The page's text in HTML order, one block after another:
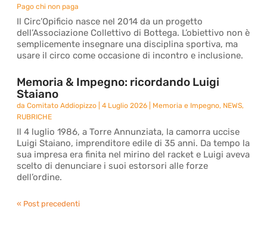
Pago chi non paga
Il Circ’Opificio nasce nel 2014 da un progetto
dell’Associazione Collettivo di Bottega. L’obiettivo non è
semplicemente insegnare una disciplina sportiva, ma
usare il circo come occasione di incontro e inclusione.
Memoria & Impegno: ricordando Luigi
Staiano
daComitato Addiopizzo |4 Luglio 2026 Memoria e Impegno, NEWS,
RUBRICHE
Il 4 luglio 1986, a Torre Annunziata, la camorra uccise
Luigi Staiano, imprenditore edile di 35 anni. Da tempo la
sua impresa era finita nel mirino del racket e Luigi aveva
scelto di denunciare i suoi estorsori alle forze
dell’ordine.
« Post precedenti